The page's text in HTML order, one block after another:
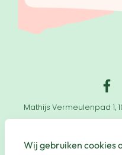
Mathijs Vermeulenpad 1,
Website by
Wij gebruiken cookies